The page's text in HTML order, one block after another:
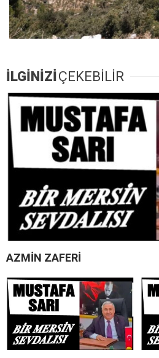
İLGİNİZİ ÇEKEBİLİR
AZMİN ZAFERİ